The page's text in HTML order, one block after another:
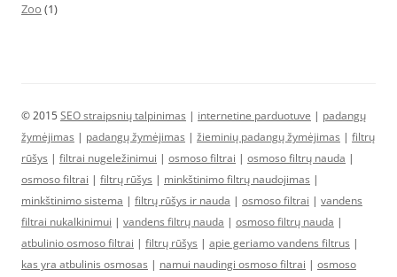
Zoo (1)
© 2015SEO straipsnių talpinimas | internetine parduotuve | padangų
žymėjimas | padangų žymėjimas | žieminių padangų žymėjimas | filtrų
rūšys | filtrai nugeležinimui | osmoso filtrai | osmoso filtrų nauda |
osmoso filtrai | filtrų rūšys | minkštinimo filtrų naudojimas |
minkštinimo sistema | filtrų rūšys ir nauda | osmoso filtrai | vandens
filtrai nukalkinimui | vandens filtrų nauda | osmoso filtrų nauda |
atbulinio osmoso filtrai | filtrų rūšys | apie geriamo vandens filtrus |
kas yra atbulinis osmosas | namui naudingi osmoso filtrai | osmoso